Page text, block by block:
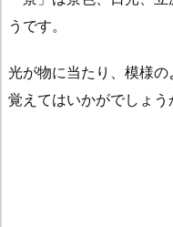
うです。
光が物に当たり、模様
覚えてはいかがでしょう